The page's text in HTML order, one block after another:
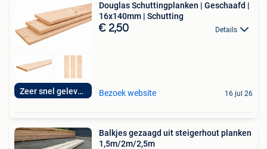
Zeer snel geleverd
Douglas Schuttingplanken | Geschaafd |
16x140mm | Schutting
€ 2,50 Details
Bezoek website 16 jul 26
Balkjes gezaagd uit steigerhout planken
1,5m/2m/2,5m